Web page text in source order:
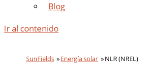
Blog
Ir al contenido
SunFields Energía solar NLR (NREL)